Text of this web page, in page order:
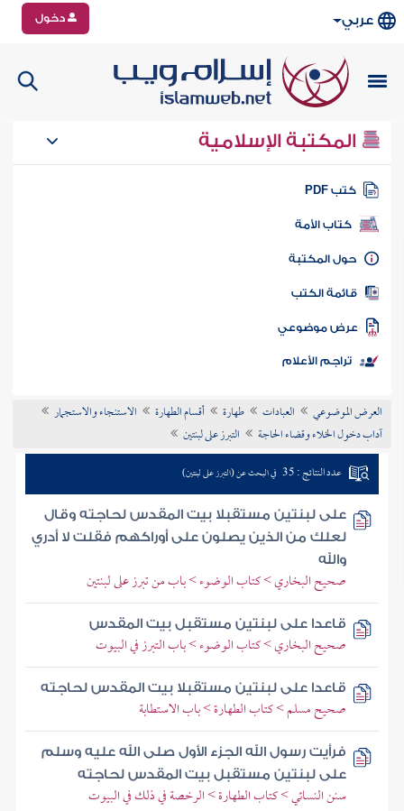
عربي دخول
المكتبة الإسلامية
كتب PDF
كتاب الأمة
المكتبة
الكتب
موضوعي
تراجم الأعلام
العرض الموضوعي العبادات طهارة أقسام الطهارة
الاستنجاء والاستجمار
آداب دخول الخلاء وقضاء الحاجة
التبرز على لبنتين
عدد النتائج : 35 في البحث عن (التبرز على لبنتين)
على لبنتين مستقبلا بيت المقدس لحاجته وقال
لعلك من الذين يصلون على أوراكهم فقلت لا أدري
والله
صحيح البخاري > كتاب الوضوء > باب من تبرز على لبنتين
قاعدا على لبنتين مستقبل بيت المقدس
صحيح البخاري > كتاب الوضوء > باب التبرز في البيوت
قاعدا على لبنتين مستقبلا بيت المقدس لحاجته
صحيح مسلم > كتاب الطهارة > باب الاستطابة
فرأيت رسول الله الجزء الأول صلى الله عليه وسلم
على لبنتين مستقبل بيت المقدس لحاجته
سنن النسائي > كتاب الطهارة > الرخصة في ذلك في البيوت